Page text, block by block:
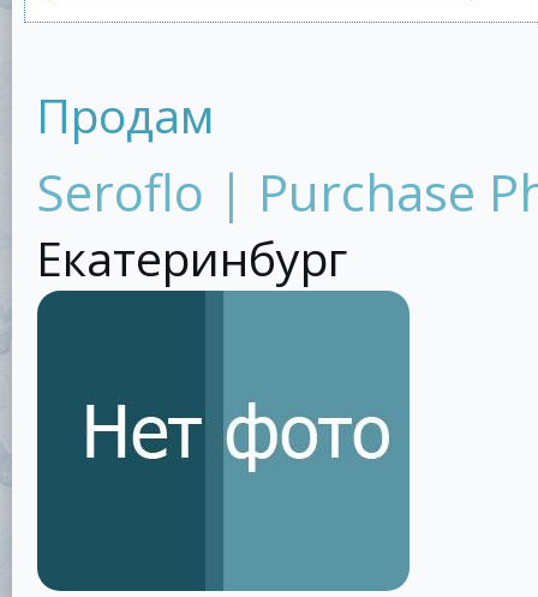
Продам
Seroflo | Purchase
Екатеринбург